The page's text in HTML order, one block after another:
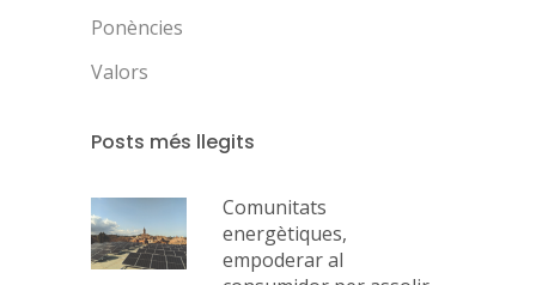
Ponències
Valors
Posts més llegits
Comunitats
energètiques,
empoderar al